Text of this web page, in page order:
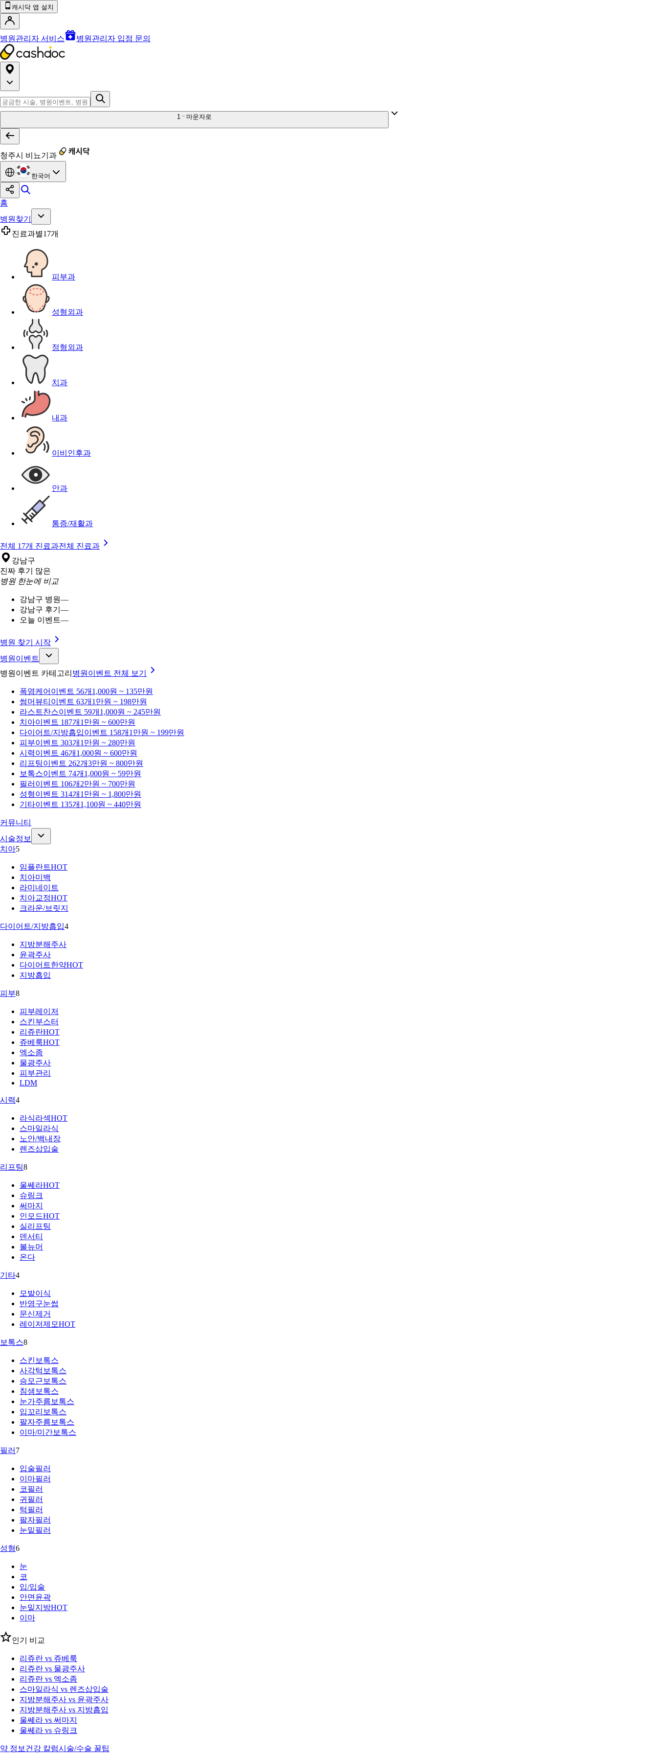
캐시닥 앱 설치
병원관리자 서비스 병원관리자 입점 문의
1 마운자로
청주시 비뇨기과
한국어
홈
병원찾기
진료과별17개
피부과
성형외과
정형외과
치과
내과
이비인후과
안과
통증/재활과
전체 17개 진료과전체 진료과
강남구
진짜 후기 많은
병원 한눈에 비교
강남구 병원—
강남구 후기 —
오늘 이벤트—
병원 찾기 시작
병원이벤트
병원이벤트 카테고리 병원이벤트 전체 보기
폭염케어 이벤트 56개 1,000원 ~ 135만원
썸머뷰티 이벤트 63개 1만원 ~ 198만원
라스트찬스이벤트 59개 1,000원 ~ 245만원
치아이벤트 187개 1만원 ~ 600만원
다이어트/지방흡입이벤트 158개 1만원 ~ 199만원
피부이벤트 303개 1만원 ~ 280만원
시력이벤트 46개 1,000원 ~ 600만원
리프팅이벤트 262개3만원 ~ 800만원
보톡스이벤트 74개 1,000원 ~ 59만원
필러 이벤트 106개 2만원 ~ 700만원
성형이벤트 314개 1만원 ~ 1,800만원
기타이벤트 135개 1,100원 ~ 440만원
커뮤니티
시술정보
치아5
임플란트HOT
치아미백
라미네이트
치아교정HOT
크라운/브릿지
다이어트/지방흡입4
지방분해주사
윤곽주사
다이어트한약HOT
지방흡입
피부8
피부레이저
스킨부스터
리쥬란HOT
쥬베룩HOT
엑소좀
물광주사
피부관리
LDM
시력4
라식라섹HOT
스마일라식
노안/백내장
렌즈삽입술
리프팅8
울쎄라HOT
슈링크
써마지
인모드HOT
실리프팅
덴서티
볼뉴머
온다
기타4
모발이식
반영구눈썹
문신제거
레이저제모HOT
보톡스8
스킨보톡스
사각턱보톡스
승모근보톡스
침샘보톡스
눈가주름보톡스
입꼬리보톡스
팔자주름보톡스
이마/미간보톡스
필러 7
입술필러
이마필러
코필러
귀필러
턱필러
팔자필러
눈밑필러
성형6
눈
코
입/입술
안면윤곽
눈밑지방HOT
이마
인기 비교
리쥬란 vs 쥬베룩
리쥬란 vs 물광주사
리쥬란 vs 엑소좀
스마일라식 vs 렌즈삽입술
지방분해주사 vs 윤곽주사
지방분해주사 vs 지방흡입
울쎄라 vs 써마지
울쎄라 vs 슈링크
약 정보 건강 칼럼시술/수술 꿀팁